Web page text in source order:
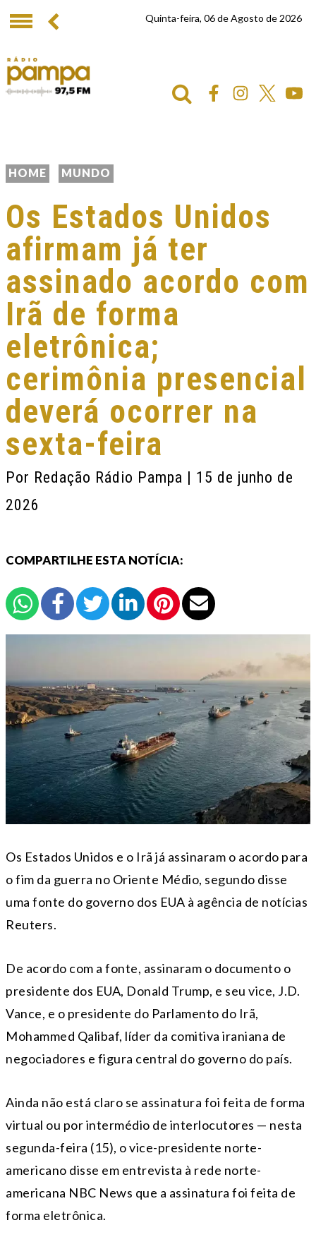
Quinta-feira, 06 de Agosto de 2026
HOME MUNDO
Os Estados Unidos
afirmam já ter
assinado acordo com
Irã de forma
eletrônica;
cerimônia presencial
deverá ocorrer na
sexta-feira
Por Redação Rádio Pampa | 15 de junho de
2026
COMPARTILHE ESTA NOTÍCIA:
Os Estados Unidos e o Irã já assinaram o acordo para
o fim da guerra no Oriente Médio, segundo disse
uma fonte do governo dos EUA à agência de notícias
Reuters.
De acordo com a fonte, assinaram o documento o
presidente dos EUA, Donald Trump, e seu vice, J.D.
Vance, e o presidente do Parlamento do Irã,
Mohammed Qalibaf, líder da comitiva iraniana de
negociadores e figura central do governo do país.
Ainda não está claro se assinatura foi feita de forma
virtual ou por intermédio de interlocutores — nesta
segunda-feira (15), o vice-presidente norte-
americano disse em entrevista à rede norte-
americana NBC News que a assinatura foi feita de
forma eletrônica.